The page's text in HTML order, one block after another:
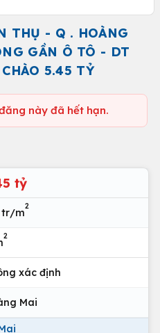
THỤ - Q . HOÀNG
GẦN Ô TÔ - DT
5.45 TỶ
này đã hết hạn.
tỷ
tr/m
2
2
xác định
Mai